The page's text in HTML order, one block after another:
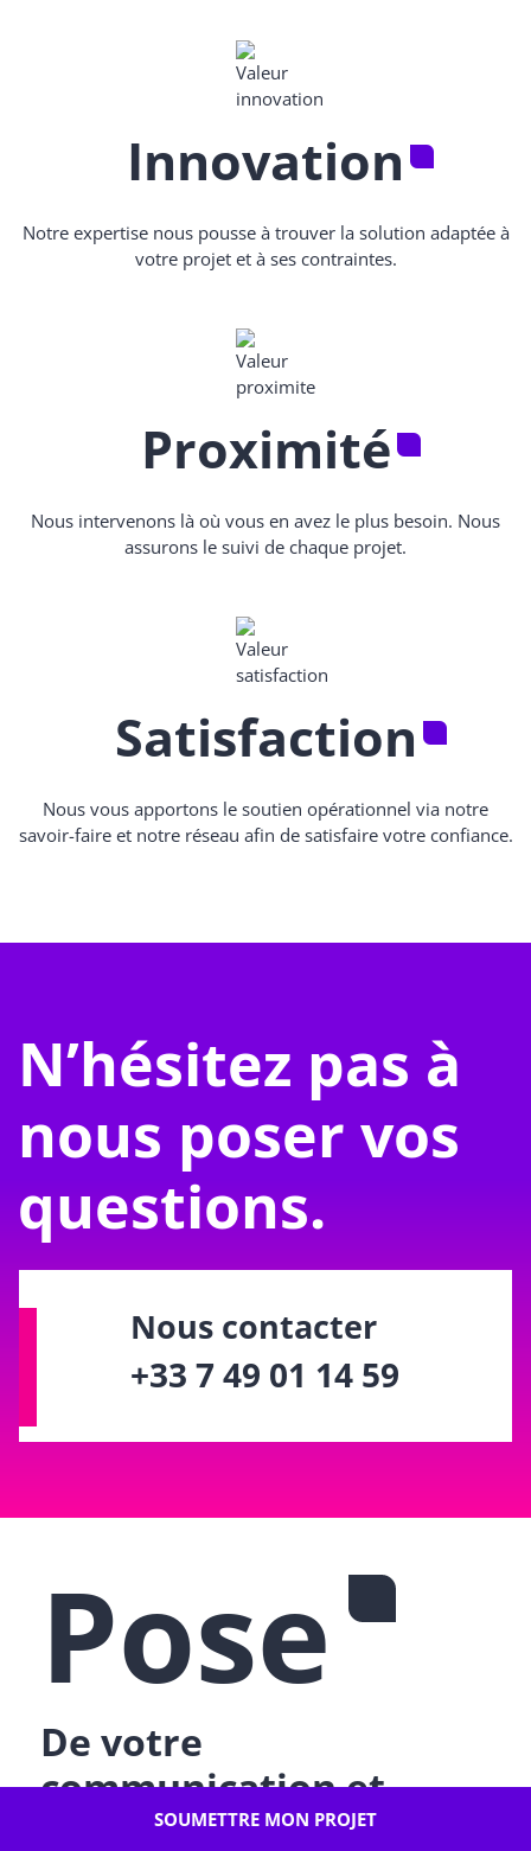
SOUMETTRE MON PROJET
Innovation
Notre expertise nous pousse à trouver la solution adaptée à
votre projet et à ses contraintes.
Proximité
Nous intervenons là où vous en avez le plus besoin. Nous
assurons le suivi de chaque projet.
Satisfaction
Nous vous apportons le soutien opérationnel via notre
savoir-faire et notre réseau afin de satisfaire votre confiance.
N’hésitez pas à
nous poser vos
questions.
Nous contacter
+33 7 49 01 14 59
Pose
De votre
communication et
signalétique.